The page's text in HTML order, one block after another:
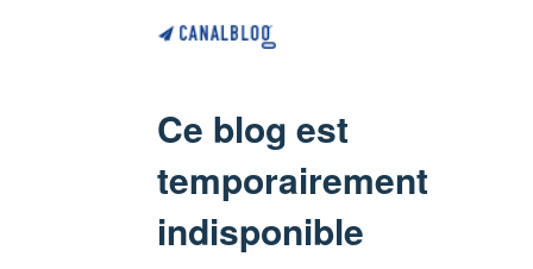
Ce blog est
temporairement
indisponible